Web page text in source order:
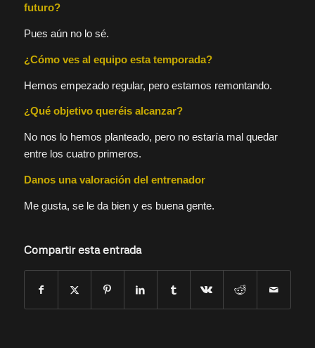
futuro?
Pues aún no lo sé.
¿Cómo ves al equipo esta temporada?
Hemos empezado regular, pero estamos remontando.
¿Qué objetivo queréis alcanzar?
No nos lo hemos planteado, pero no estaría mal quedar
entre los cuatro primeros.
Danos una valoración del entrenador
Me gusta, se le da bien y es buena gente.
Compartir esta entrada